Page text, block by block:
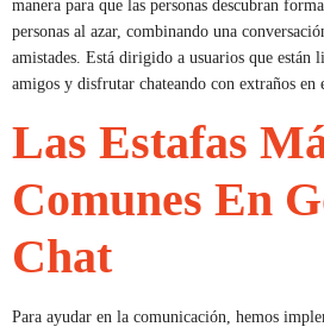
manera para que las personas descubran
personas al azar, combinando una
amistades. Está dirigido a usuarios que están
amigos y disfrutar chateando con extraños en
Las Estafas
Comunes En
Chat
Para ayudar en la comunicación, hemos